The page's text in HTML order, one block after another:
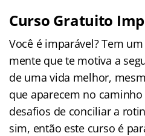
Curso Gratuito
Você é imparável? Tem
mente que te motiva a
de uma vida melhor,
que aparecem no
desafios de conciliar a
sim, então este curso é